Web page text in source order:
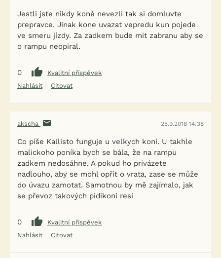
Jestli jste nikdy koně nevezli tak si domluvte
prepravce. Jinak kone uvazat vepredu kun pojede
ve smeru jízdy. Za zadkem bude mit zabranu aby se
o rampu neopiral.
0
Kvalitní příspěvek
Nahlásit
Citovat
akscha 25.9.2018 14:38
Co píše Kallisto funguje u velkych koní. U takhle
malickoho poníka bych se bála, že na rampu
zadkem nedosáhne. A pokud ho privázete
nadlouho, aby se mohl opřít o vrata, zase se může
do úvazu zamotat. Samotnou by mě zajímalo, jak
se převoz takových pidikoni resi
0
Kvalitní příspěvek
Nahlásit
Citovat